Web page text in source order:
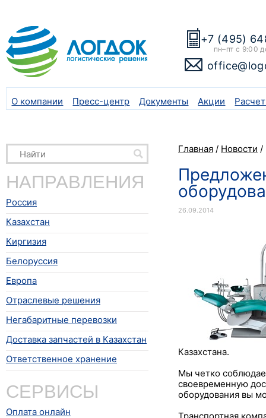
+7 (495)
пн–пт с 9:00
О компании Пресс-центр Документы Акции
НАПРАВЛЕНИЯ
Россия
Казахстан
Киргизия
Белоруссия
Европа
Отраслевые решения
Негабаритные перевозки
Доставка запчастей в Казахстан
Ответственное хранение
СЕРВИСЫ
Оплата онлайн
Главная / Новости /
26.09.2014
Казахстана.
Мы четко
своевременную
оборудования вы